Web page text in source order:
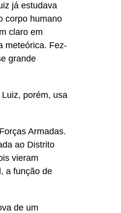
já estudava
corpo humano
claro em
meteórica. Fez-
grande
porém, usa
Armadas.
ao Distrito
vieram
a função de
de um